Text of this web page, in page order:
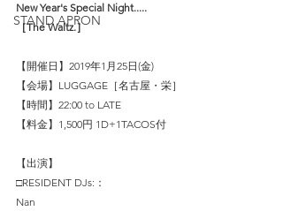
STAND APRON
New Year's Special Night.....
［The Waltz.］
【開催日】2019年1月25日(金)
【会場】LUGGAGE［名古屋・栄］
【時間】22:00 to LATE
【料金】1,500円 1D+1TACOS付
【出演】
□RESIDENT DJs:：
Nan